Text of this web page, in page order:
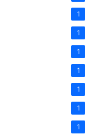
1
1
1
1
1
1
1